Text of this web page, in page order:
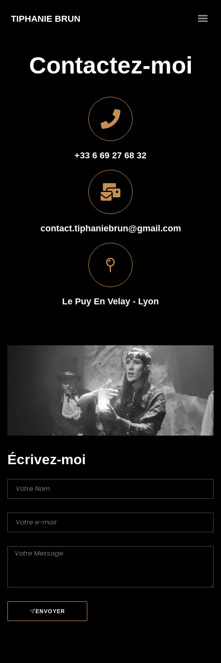
TIPHANIE BRUN
Contactez-moi
+33 6 69 27 68 32
contact.tiphaniebrun@gmail.com
Le Puy En Velay - Lyon
Écrivez-moi
ENVOYER